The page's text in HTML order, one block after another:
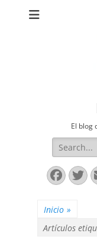
El blog
Buscar:
Inicio »
Artículos